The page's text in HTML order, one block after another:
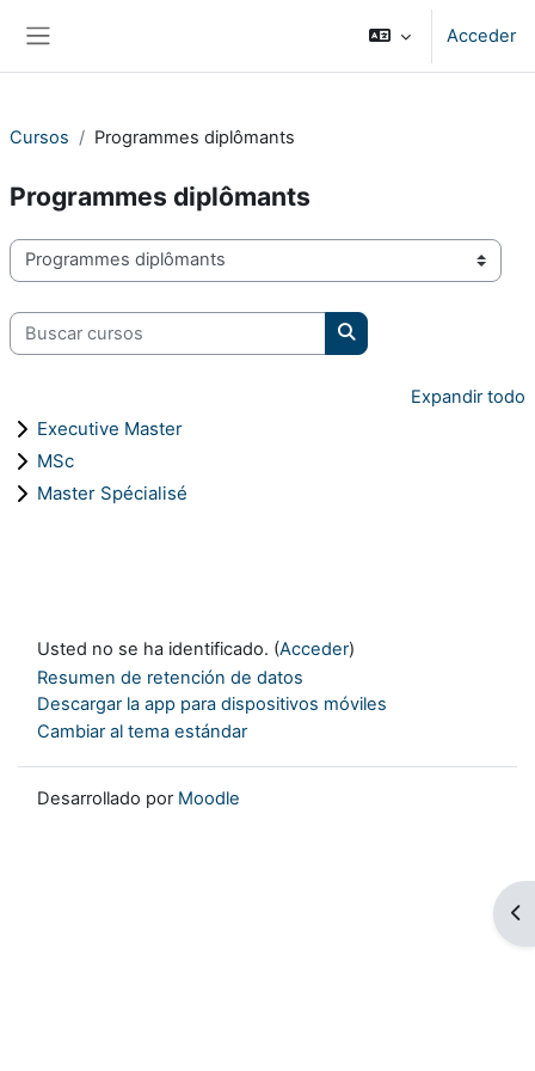
Acceder
Cursos Programmes diplômants
Programmes diplômants
Categorías
Buscar cursos
Buscar cursos
Expandir todo
Executive Master
MSc
Master Spécialisé
Usted no se ha identificado. (Acceder)
Resumen de retención de datos
Descargar la app para dispositivos móviles
Cambiar al tema estándar
Desarrollado por Moodle